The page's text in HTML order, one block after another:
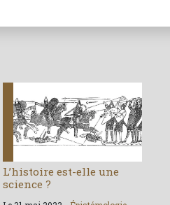
L’histoire est-elle une
science ?